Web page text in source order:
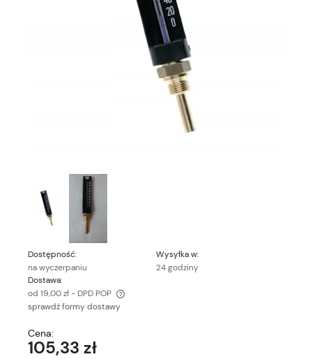
Dostępność:
na wyczerpaniu
Wysyłka w:
24 godziny
Dostawa:
od 19,00 zł- DPD POP
Cena nie zawiera ewentualnych kosztów płatności
sprawdź formy dostawy
Cena:
105,33 zł